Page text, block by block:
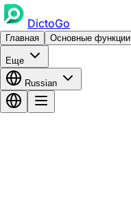
DictoGo
Главная Основные функции
Еще
Russian